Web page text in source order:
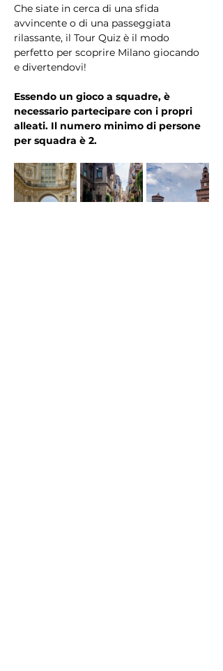
Che siate in cerca di una sfida
avvincente o di una passeggiata
rilassante, il Tour Quiz è il modo
perfetto per scoprire Milano giocando
e divertendovi!
Essendo un gioco a squadre, è
necessario partecipare con i propri
alleati. Il numero minimo di persone
per squadra è 2.